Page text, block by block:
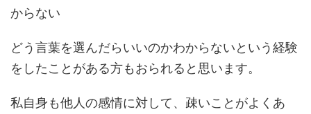
からない
どう言葉を選んだらいいのかわからないという経験
をしたことがある方もおられると思います。
私自身も他人の感情に対して、疎いことがよくあ